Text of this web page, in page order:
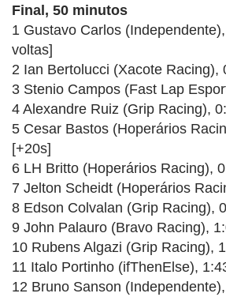
Final, 50 minutos
1 Gustavo Carlos
voltas]
2 Ian Bertolucci (Xacote Racing),
3 Stenio Campos (Fast Lap
4 Alexandre Ruiz (Grip Racing),
5 Cesar Bastos (Hoperários
[+20s]
6 LH Britto (Hoperários Racing),
7 Jelton Scheidt (Hoperários
8 Edson Colvalan (Grip Racing),
9 John Palauro (Bravo Racing),
10 Rubens Algazi (Grip Racing),
11 Italo Portinho (ifThenElse),
12 Bruno Sanson